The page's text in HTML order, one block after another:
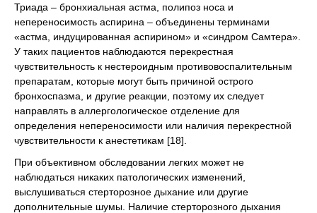
Триада – бронхиальная астма, полипоз носа и
непереносимость аспирина – объединены терминами
«астма, индуцированная аспирином» и «синдром Самтера».
У таких пациентов наблюдаются перекрестная
чувствительность к нестероидным противовоспалительным
препаратам, которые могут быть причиной острого
бронхоспазма, и другие реакции, поэтому их следует
направлять в аллергологическое отделение для
определения непереносимости или наличия перекрестной
чувствительности к анестетикам [18].
При объективном обследовании легких может не
наблюдаться никаких патологических изменений,
выслушиваться стерторозное дыхание или другие
дополнительные шумы. Наличие стерторозного дыхания